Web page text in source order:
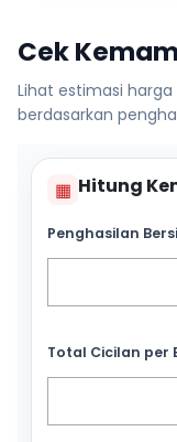
Cek
Lihat estimasi
berdasarkan
▦ Hitung
Penghasilan
Total Cicilan per